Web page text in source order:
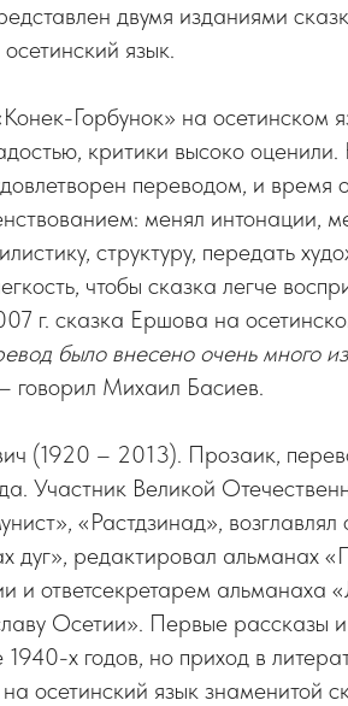
двумя изданиями
язык.
Горбунок» на осетинском
критики высоко
переводом, и время
менял интонации,
структуру, передать
чтобы сказка легче
г. сказка Ершова на
было внесено очень много
говорил Михаил Басиев.
(1920 – 2013). Прозаик,
Участник Великой
«Растдзинад», возглавлял
дуг», редактировал альманах
и ответсекретарем альманаха
Осетии». Первые рассказы
1940-х годов, но приход в
осетинский язык знаменитой